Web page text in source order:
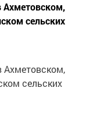
сельских
сельских